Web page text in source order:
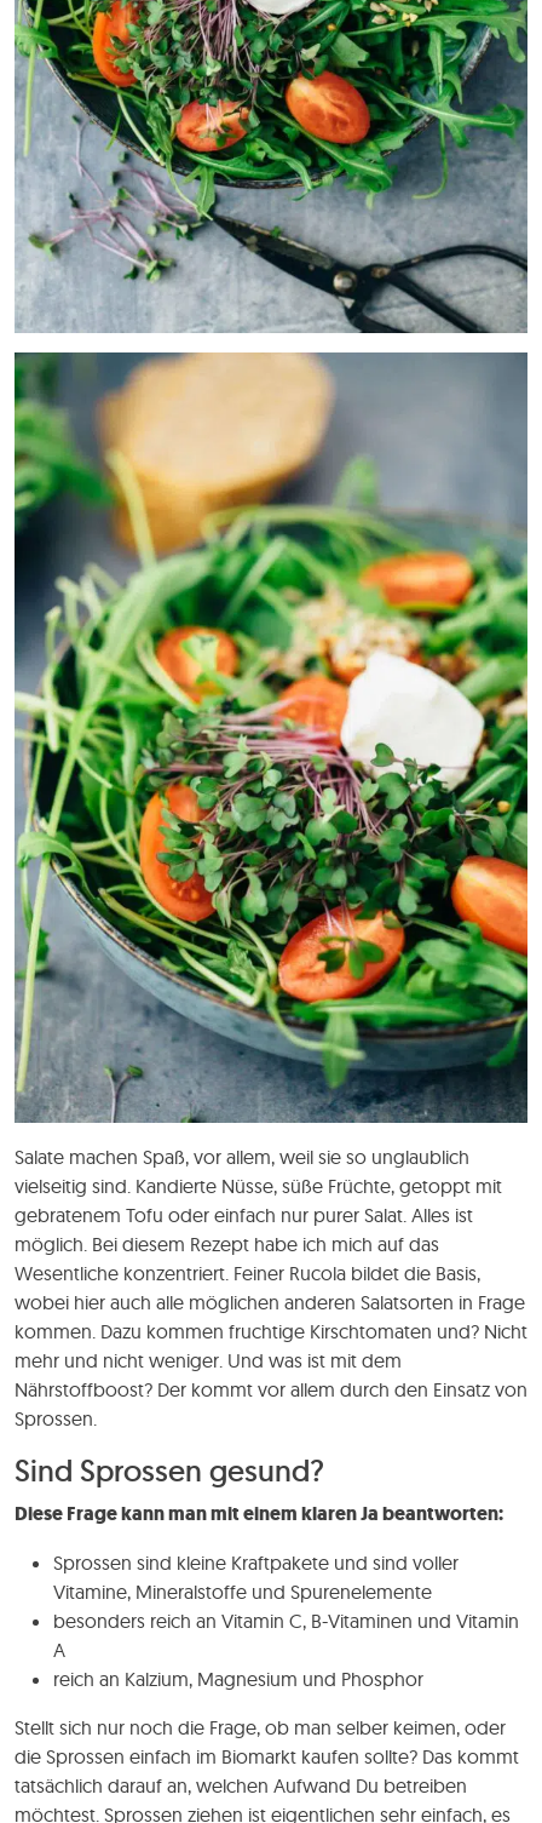
Salate machen Spaß, vor allem, weil sie so unglaublich
vielseitig sind. Kandierte Nüsse, süße Früchte, getoppt mit
gebratenem Tofu oder einfach nur purer Salat. Alles ist
möglich. Bei diesem Rezept habe ich mich auf das
Wesentliche konzentriert. Feiner Rucola bildet die Basis,
wobei hier auch alle möglichen anderen Salatsorten in Frage
kommen. Dazu kommen fruchtige Kirschtomaten und? Nicht
mehr und nicht weniger. Und was ist mit dem
Nährstoffboost? Der kommt vor allem durch den Einsatz von
Sprossen.
Sind Sprossen gesund?
Diese Frage kann man mit einem klaren Ja beantworten:
Sprossen sind kleine Kraftpakete und sind voller
Vitamine, Mineralstoffe und Spurenelemente
besonders reich an Vitamin C, B-Vitaminen und Vitamin
A
reich an Kalzium, Magnesium und Phosphor
Stellt sich nur noch die Frage, ob man selber keimen, oder
die Sprossen einfach im Biomarkt kaufen sollte? Das kommt
tatsächlich darauf an, welchen Aufwand Du betreiben
möchtest. Sprossen ziehen ist eigentlichen sehr einfach, es